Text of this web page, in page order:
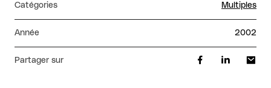
Catégories Multiples
Année 2002
Partager sur